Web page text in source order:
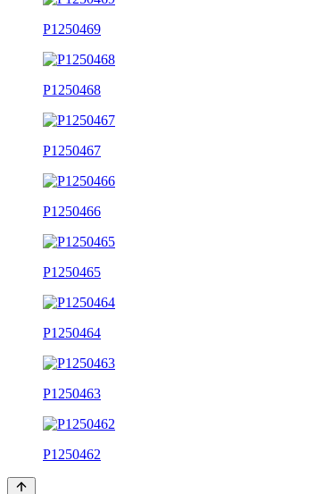
P1250469
P1250468
P1250467
P1250466
P1250465
P1250464
P1250463
P1250462